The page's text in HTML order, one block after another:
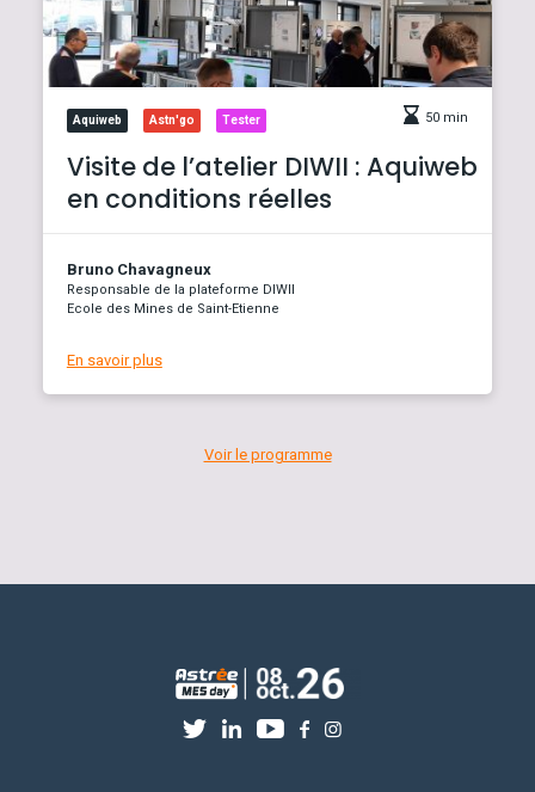
Aquiweb Astn'go Tester 50 min
Visite de l’atelier DIWII : Aquiweb
en conditions réelles
Bruno Chavagneux
Responsable de la plateforme DIWII
Ecole des Mines de Saint-Etienne
En savoir plus
Voir le programme